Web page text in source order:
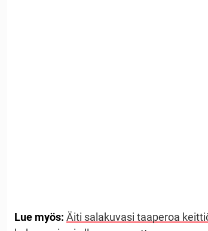
Lue myös: Äiti salakuvasi taaperoa